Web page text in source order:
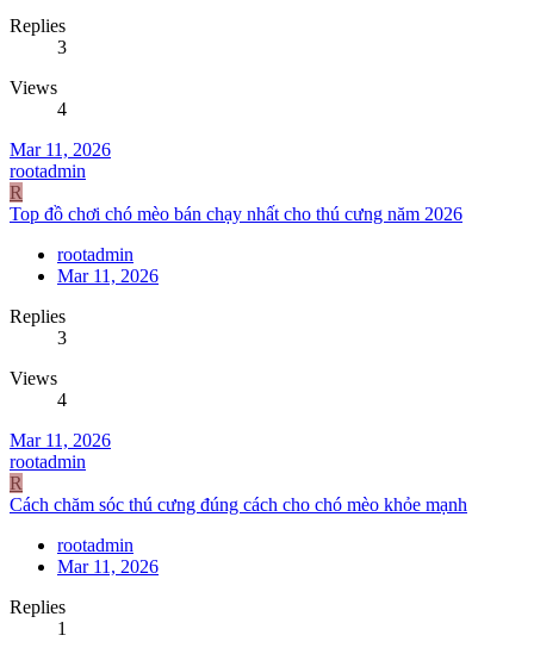
Replies
3
Views
4
Mar 11, 2026
rootadmin
R
Top đồ chơi chó mèo bán chạy nhất cho thú cưng năm 2026
rootadmin
Mar 11, 2026
Replies
3
Views
4
Mar 11, 2026
rootadmin
R
Cách chăm sóc thú cưng đúng cách cho chó mèo khỏe mạnh
rootadmin
Mar 11, 2026
Replies
1